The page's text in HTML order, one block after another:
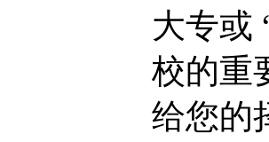
大专或
校的重
给您的